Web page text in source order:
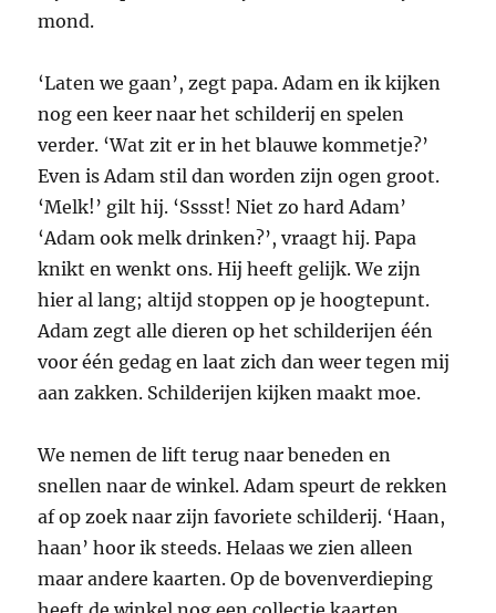
mond.
‘Laten we gaan’, zegt papa. Adam en ik kijken
nog een keer naar het schilderij en spelen
verder. ‘Wat zit er in het blauwe kommetje?’
Even is Adam stil dan worden zijn ogen groot.
‘Melk!’ gilt hij. ‘Sssst! Niet zo hard Adam’
‘Adam ook melk drinken?’, vraagt hij. Papa
knikt en wenkt ons. Hij heeft gelijk. We zijn
hier al lang; altijd stoppen op je hoogtepunt.
Adam zegt alle dieren op het schilderijen één
voor één gedag en laat zich dan weer tegen mij
aan zakken. Schilderijen kijken maakt moe.
We nemen de lift terug naar beneden en
snellen naar de winkel. Adam speurt de rekken
af op zoek naar zijn favoriete schilderij. ‘Haan,
haan’ hoor ik steeds. Helaas we zien alleen
maar andere kaarten. Op de bovenverdieping